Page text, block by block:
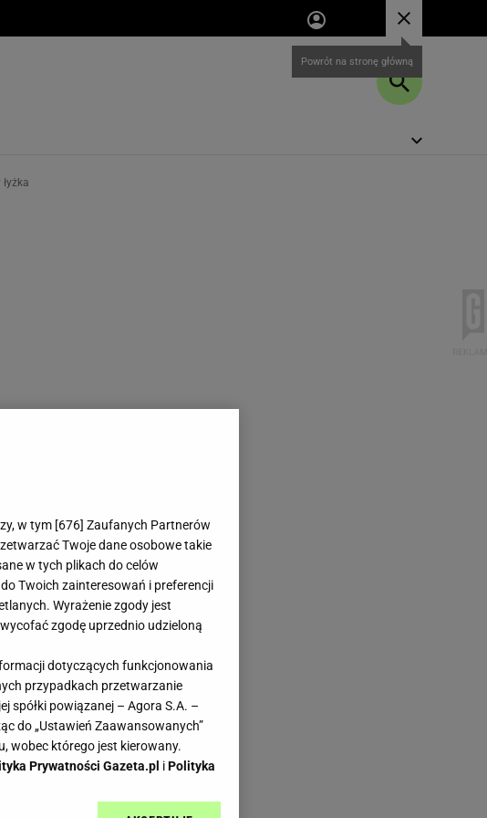
by
w tym [676] Zaufanych Partnerów
Twoje dane osobowe takie
w tych plikach do celów
Twoich zainteresowań i preferencji
Wyrażenie zgody jest
zgodę uprzednio udzieloną
dotyczących funkcjonowania
przypadkach przetwarzanie
spółki powiązanej – Agora S.A. –
do „Ustawień Zaawansowanych”
wobec którego jest kierowany.
Prywatności Gazeta.pl iPolityka